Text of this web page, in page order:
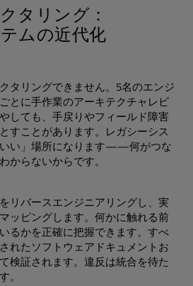
タリング：
ムの近代化
タリングできません。5名のエンジ
とに手作業のアーキテクチャレビ
しても、手戻りやフィールド障害
すことがあります。レガシーシス
い」場所になります——何がつな
からないからです。
リバースエンジニアリングし、実
ッピングします。何かに触れる前
るかを正確に把握できます。すべ
れたソフトウェアドキュメントお
検証されます。違反は統合を待た
。